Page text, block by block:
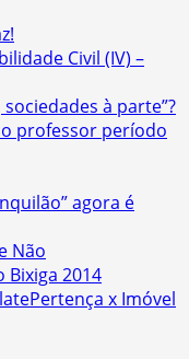
Civil (IV) –
à parte”?
professor período
agora é
Não
Bixiga 2014
Pertença x Imóvel